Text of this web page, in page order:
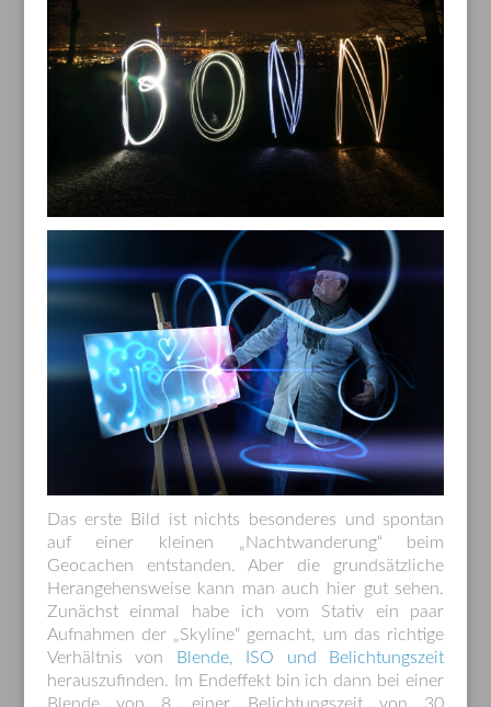
Das erste Bild ist nichts besonderes und spontan
auf einer kleinen „Nachtwanderung“ beim
Geocachen entstanden. Aber die grundsätzliche
Herangehensweise kann man auch hier gut sehen.
Zunächst einmal habe ich vom Stativ ein paar
Aufnahmen der „Skyline“ gemacht, um das richtige
Verhältnis von
Blende, ISO und Belichtungszeit
herauszufinden. Im Endeffekt bin ich dann bei einer